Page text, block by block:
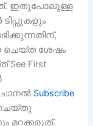
ഇതുപോലുള്ള
ചെയ്ത ശേഷം
See First
ചാനല്‍ Subscribe
മറക്കരുത്.